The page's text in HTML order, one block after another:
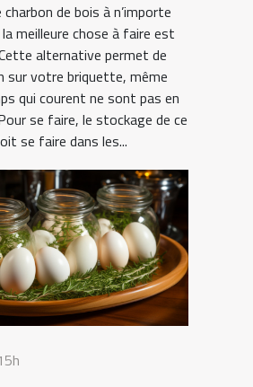
de bois à n’importe
meilleure chose à faire est
alternative permet de
sur votre briquette, même
qui courent ne sont pas en
se faire, le stockage de ce
se faire dans les...